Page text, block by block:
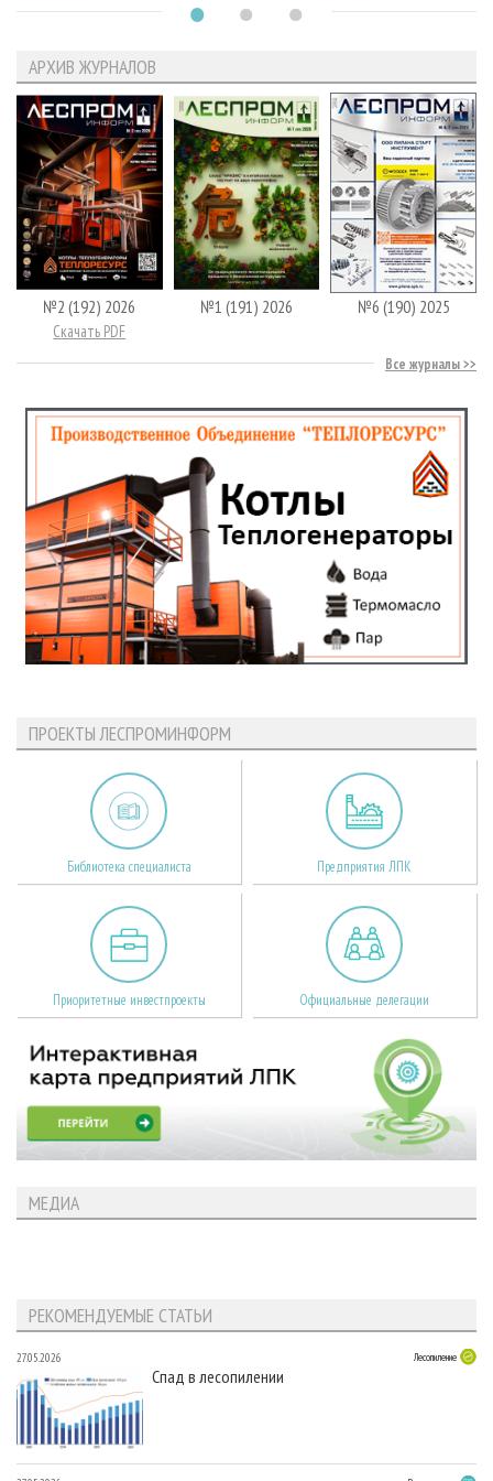
АРХИВ ЖУРНАЛОВ
№2 (192) 2026
Скачать PDF
№1 (191) 2026 №6 (190) 2025
Все журналы
ПРОЕКТЫ ЛЕСПРОМИНФОРМ
Библиотека специалиста Предприятия ЛПК
Приоритетные инвестпроекты Официальные делегации
МЕДИА
РЕКОМЕНДУЕМЫЕ СТАТЬИ
27.05.2026 Лесопиление
Спад в лесопилении